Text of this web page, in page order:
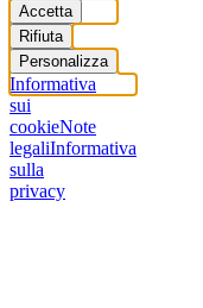
Accetta
Rifiuta
Personalizza
Informativa
sui
cookieNote
legaliInformativa
sulla
privacy